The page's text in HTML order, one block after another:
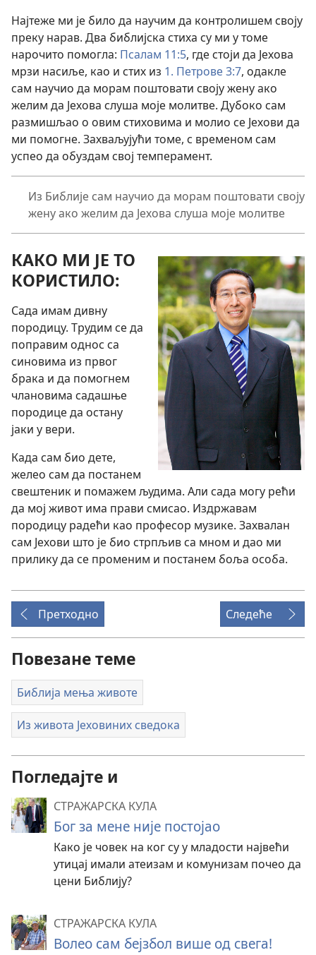
Најтеже ми је било да научим да контролишем своју
преку нарав. Два библијска стиха су ми у томе
нарочито помогла: Псалам 11:5, где стоји да Јехова
мрзи насиље, као и стих из 1. Петрове 3:7, одакле
сам научио да морам поштовати своју жену ако
желим да Јехова слуша моје молитве. Дубоко сам
размишљао о овим стиховима и молио се Јехови да
ми помогне. Захваљујући томе, с временом сам
успео да обуздам свој темперамент.
Из Библије сам научио да морам поштовати своју
жену ако желим да Јехова слуша моје молитве
КАКО МИ ЈЕ ТО
КОРИСТИЛО:
Сада имам дивну
породицу. Трудим се да
поправим однос са
синовима из првог
брака и да помогнем
члановима садашње
породице да остану
јаки у вери.
Када сам био дете,
желео сам да постанем
свештеник и помажем људима. Али сада могу рећи
да мој живот има прави смисао. Издржавам
породицу радећи као професор музике. Захвалан
сам Јехови што је био стрпљив са мном и дао ми
прилику да се променим и постанем боља особа.
Претходно Следеће
Повезане теме
Библија мења животе
Из живота Јеховиних сведока
Погледајте и
СТРАЖАРСКА КУЛА
Бог за мене није постојао
Како је човек на ког су у младости највећи
утицај имали атеизам и комунизам почео да
цени Библију?
СТРАЖАРСКА КУЛА
Волео сам бејзбол више од свега!